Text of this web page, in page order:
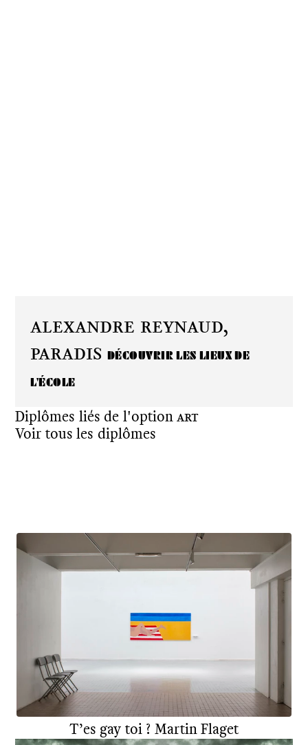
Alexandre Reynaud,
paradis DÉCOUVRIR LES LIEUX DE
L'ÉCOLE
Diplômes liés de l'optionArt
Voir tous les diplômes
T’es gay toi ? Martin Flaget